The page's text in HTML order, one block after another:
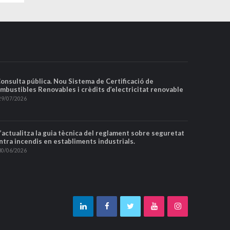
pública. Nou Sistema de Certificació de
Renovables i crèdits d’electricitat renovable
07/2026
la guia tècnica del reglament sobre seguretat
incendis en establiments industrials.
06/2026